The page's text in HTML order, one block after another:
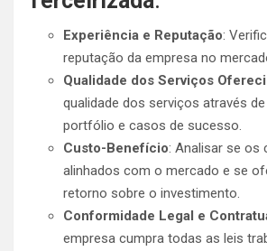
Experiência e Reputação:
reputação da empresa no
Qualidade dos Serviços
qualidade dos serviços através
portfólio e casos de sucesso.
Custo-Benefício: Analisar se os
alinhados com o mercado e se
retorno sobre o investimento.
Conformidade Legal e
empresa cumpra todas as leis